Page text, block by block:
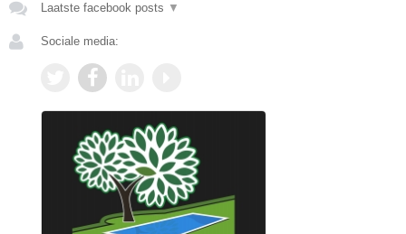
Laatste facebook posts ▼
Sociale media: